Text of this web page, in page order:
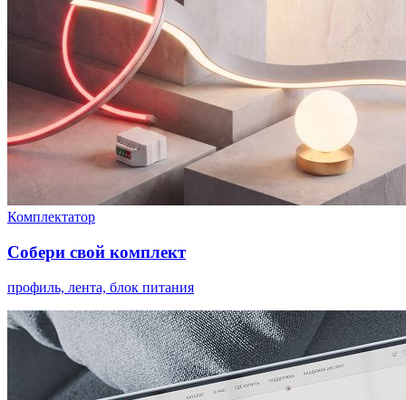
Комплектатор
Собери свой комплект
профиль, лента, блок питания